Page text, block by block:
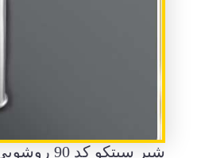
شیر سیتکو کد 90 روشویی پایه بلند